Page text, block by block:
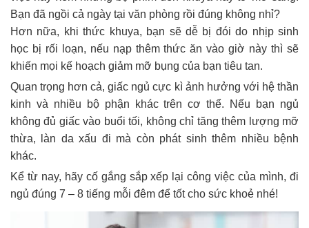
Bạn đã ngồi cả ngày tại văn phòng rồi đúng không nhỉ?
Hơn nữa, khi thức khuya, bạn sẽ dễ bị đói do nhịp sinh
học bị rối loạn, nếu nạp thêm thức ăn vào giờ này thì sẽ
khiến mọi kế hoạch giảm mỡ bụng của bạn tiêu tan.
Quan trọng hơn cả, giấc ngủ cực kì ảnh hưởng với hệ thần
kinh và nhiều bộ phận khác trên cơ thể. Nếu bạn ngủ
không đủ giấc vào buổi tối, không chỉ tăng thêm lượng mỡ
thừa, làn da xấu đi mà còn phát sinh thêm nhiều bệnh
khác.
Kể từ nay, hãy cố gắng sắp xếp lại công việc của mình, đi
ngủ đúng 7 – 8 tiếng mỗi đêm để tốt cho sức khoẻ nhé!